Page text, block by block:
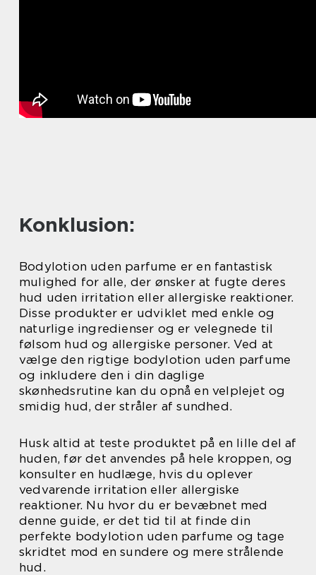
Konklusion:
Bodylotion uden parfume er en fantastisk
mulighed for alle, der ønsker at fugte deres
hud uden irritation eller allergiske reaktioner.
Disse produkter er udviklet med enkle og
naturlige ingredienser og er velegnede til
følsom hud og allergiske personer. Ved at
vælge den rigtige bodylotion uden parfume
og inkludere den i din daglige
skønhedsrutine kan du opnå en velplejet og
smidig hud, der stråler af sundhed.
Husk altid at teste produktet på en lille del af
huden, før det anvendes på hele kroppen, og
konsulter en hudlæge, hvis du oplever
vedvarende irritation eller allergiske
reaktioner. Nu hvor du er bevæbnet med
denne guide, er det tid til at finde din
perfekte bodylotion uden parfume og tage
skridtet mod en sundere og mere strålende
hud.